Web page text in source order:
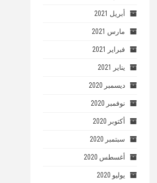
أبريل 2021
مارس 2021
فبراير 2021
يناير 2021
ديسمبر 2020
نوفمبر 2020
أكتوبر 2020
سبتمبر 2020
أغسطس 2020
يوليو 2020